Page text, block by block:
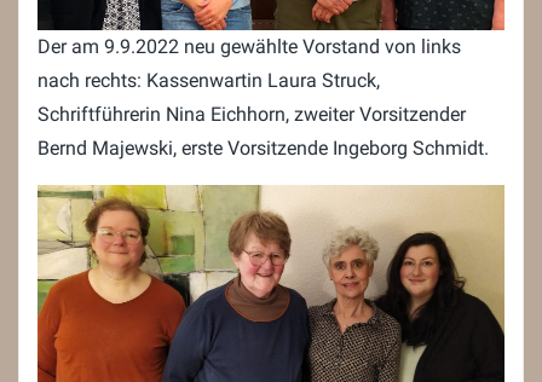
Der am 9.9.2022 neu gewählte Vorstand von links
nach rechts: Kassenwartin Laura Struck,
Schriftführerin Nina Eichhorn, zweiter Vorsitzender
Bernd Majewski, erste Vorsitzende Ingeborg Schmidt.